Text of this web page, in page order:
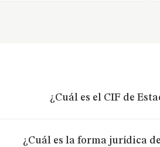
¿Cuál es el CIF de
¿Cuál es la forma jurídica